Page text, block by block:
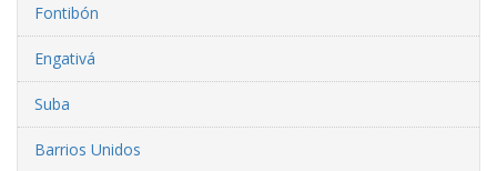
Fontibón
Engativá
Suba
Barrios Unidos